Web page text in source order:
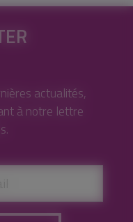
actualités,
à notre lettre